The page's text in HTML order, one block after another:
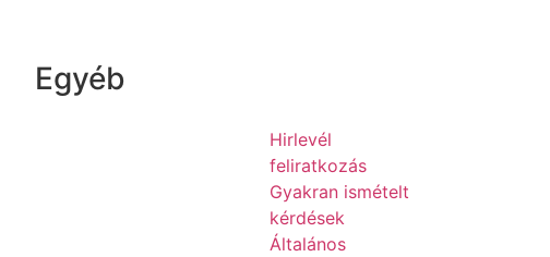
Egyéb
Hirlevél
feliratkozás
Gyakran ismételt
kérdések
Általános